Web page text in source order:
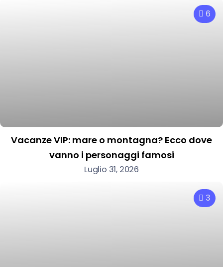
6
Vacanze VIP: mare o montagna? Ecco dove
vanno i personaggi famosi
Luglio 31, 2026
3